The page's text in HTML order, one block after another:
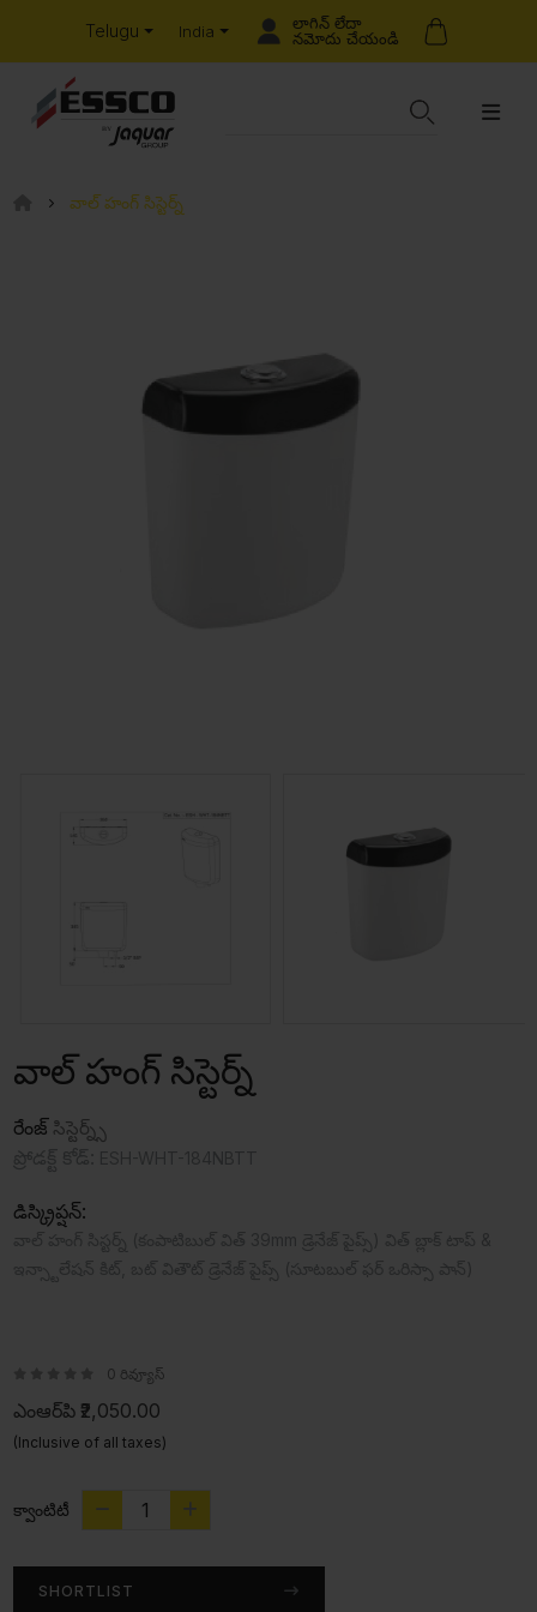
Telugu India
లాగిన్ లేదా
నమోదు చేయండి
వాల్ హంగ్ సిస్టెర్న్
వాల్ హంగ్ సిస్టెర్న్
రేంజ్ సిస్టెర్న్స్
డిస్క్రిప్షన్:
0 రివ్యూస్
ఎంఆర్‌పి ₹2,050.00
(Inclusive of all taxes)
క్వాంటిటీ
SHORTLIST